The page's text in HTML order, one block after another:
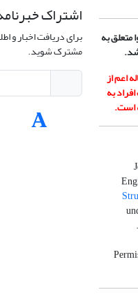
متعلق به
اعم از
به
است.
.
اشتراک
برای دریافت اخبار و
مشترک شوید.